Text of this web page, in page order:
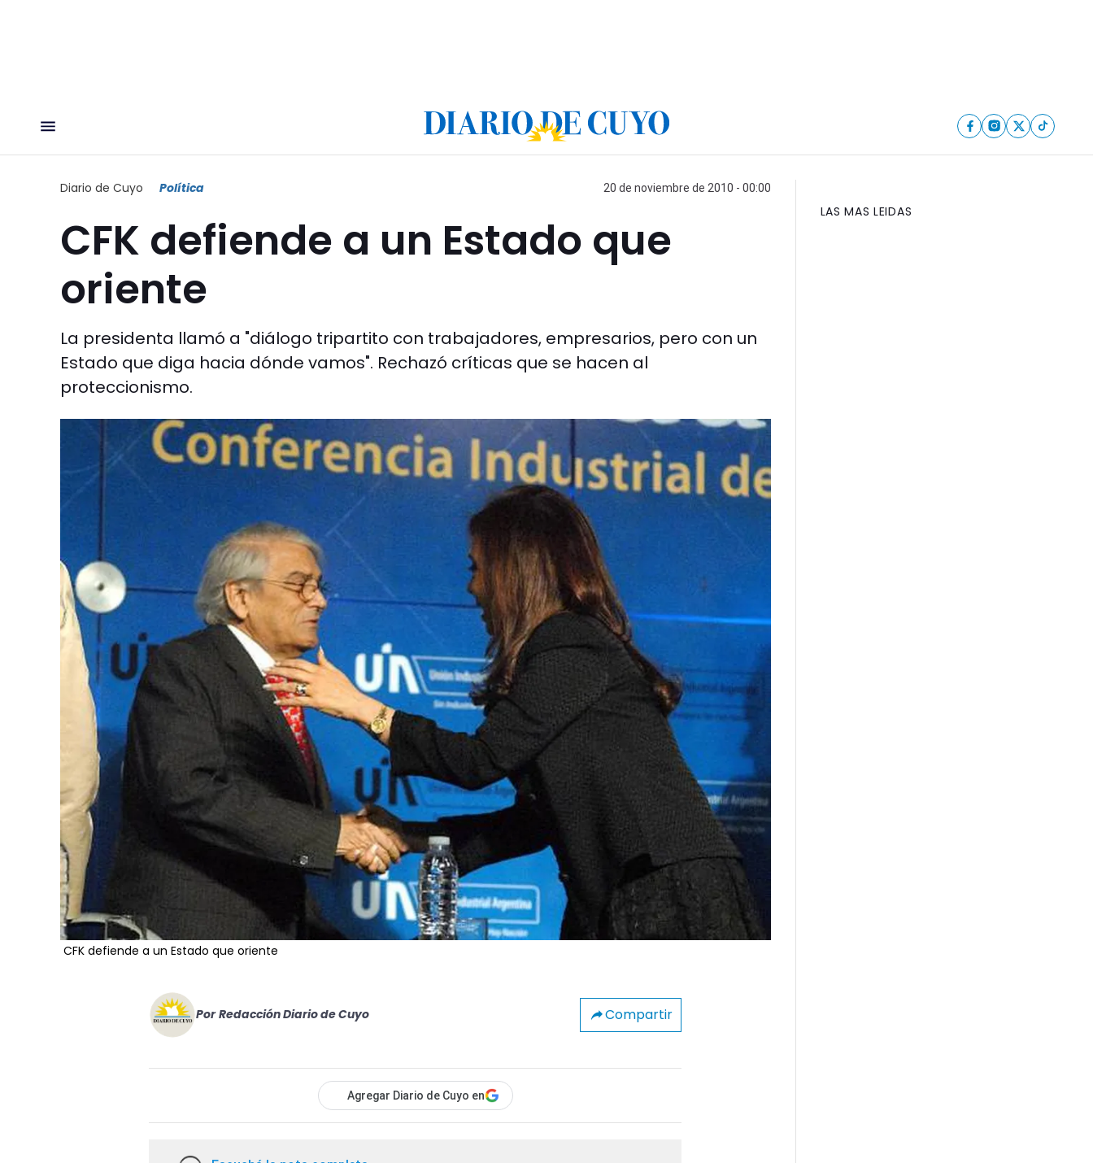
Diario de Cuyo Política 20 de noviembre de 2010 - 00:00
CFK defiende a un Estado que
oriente
La presidenta llamó a "diálogo tripartito con trabajadores, empresarios, pero con un
Estado que diga hacia dónde vamos". Rechazó críticas que se hacen al
proteccionismo.
CFK defiende a un Estado que oriente
Por Redacción Diario de Cuyo Compartir
Agregar Diario de Cuyo en
LAS MAS LEIDAS